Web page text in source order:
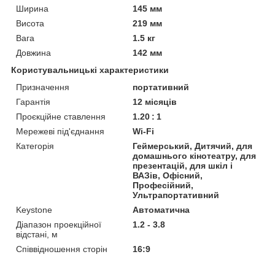
Ширина
145 мм
Висота
219 мм
Вага
1.5 кг
Довжина
142 мм
Користувальницькі характеристики
Призначення
портативний
Гарантія
12 місяців
Проєкційне ставлення
1.20 : 1
Мережеві під'єднання
Wi-Fi
Категорія
Геймерський, Дитячий, для
домашнього кінотеатру, для
презентацій, для шкіл і
ВАЗів, Офісний,
Професійний,
Ультрапортативний
Keystone
Автоматична
Діапазон проекційної
відстані, м
1.2 - 3.8
Співвідношення сторін
16:9